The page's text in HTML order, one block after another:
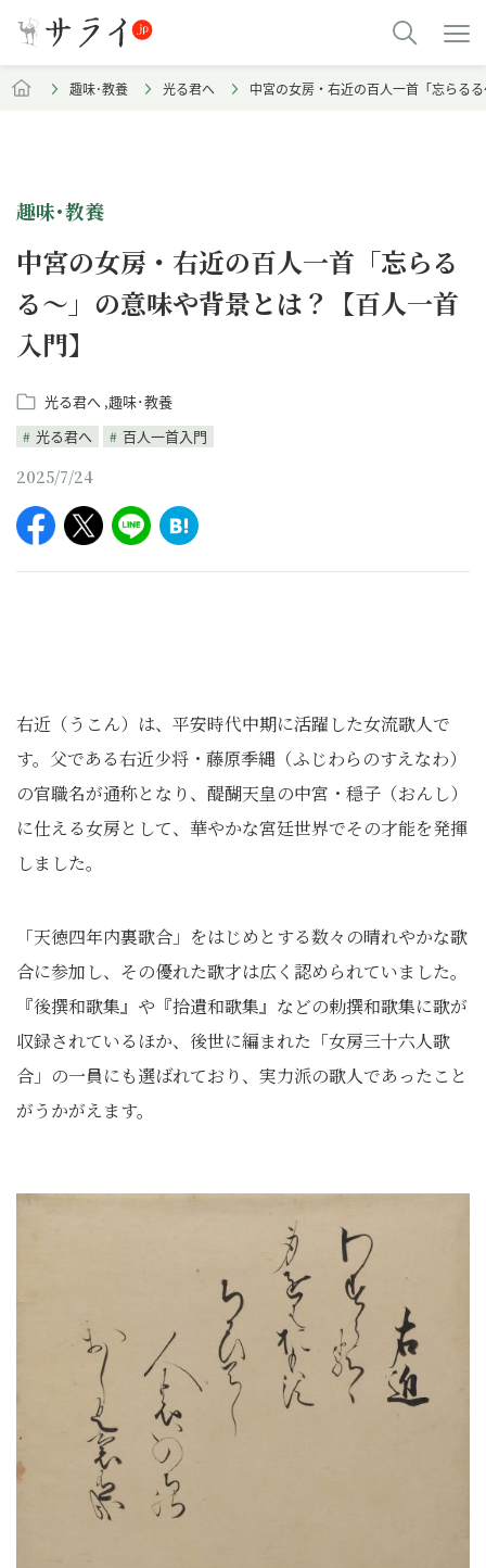
趣味･教養 光る君へ 中宮の女房・右近の百人一首「忘らる
趣味･教養
中宮の女房・右近の百人一首「忘らる
る～」の意味や背景とは？【百人一首
入門】
光る君へ 趣味･教養
光る君へ
百人一首入門
2025/7/24
右近（うこん）は、平安時代中期に活躍した女流歌人で
す。父である右近少将・藤原季縄（ふじわらのすえなわ）
の官職名が通称となり、醍醐天皇の中宮・穏子（おんし）
に仕える女房として、華やかな宮廷世界でその才能を発揮
しました。
「天徳四年内裏歌合」をはじめとする数々の晴れやかな歌
合に参加し、その優れた歌才は広く認められていました。
『後撰和歌集』や『拾遺和歌集』などの勅撰和歌集に歌が
収録されているほか、後世に編まれた「女房三十六人歌
合」の一員にも選ばれており、実力派の歌人であったこと
がうかがえます。